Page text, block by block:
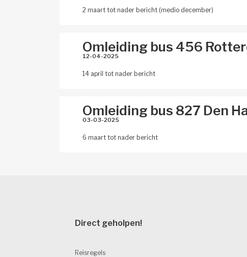
2 maart tot nader bericht (medio december)
Omleiding bus 456
12-04-2025
14 april tot nader bericht
Omleiding bus 827 Den
03-03-2025
6 maart tot nader bericht
Direct geholpen!
Reisregels